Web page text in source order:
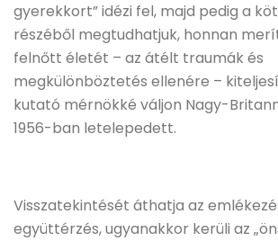
gyerekkort” idézi fel, majd pedig a
részéből megtudhatjuk, honnan
felnőtt életét – az átélt traumák és
megkülönböztetés ellenére –
kutató mérnökké váljon Nagy-
1956-ban letelepedett.
Visszatekintését áthatja az
együttérzés, ugyanakkor kerüli az